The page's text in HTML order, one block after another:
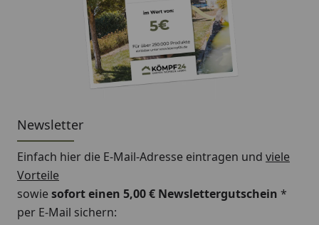
Newsletter
Einfach hier die E-Mail-Adresse eintragen und viele
Vorteile
sowiesofort einen 5,00 € Newslettergutschein *
per E-Mail sichern: